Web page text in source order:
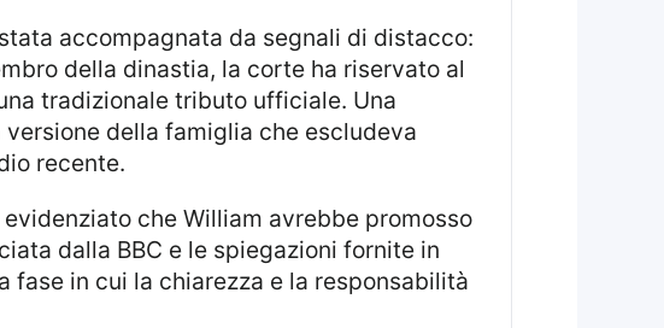
della dinastia, la corte ha riservato al
tradizionale tributo ufficiale. Una
della famiglia che escludeva
recente.
dalla BBC e le spiegazioni fornite in
fase in cui la chiarezza e la responsabilità